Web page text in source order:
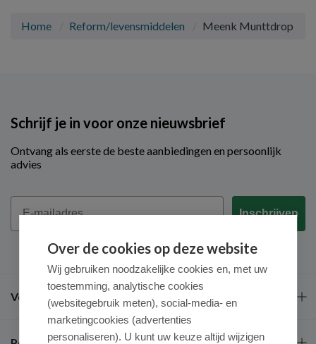
Home Reform/levensmiddelen Meenk Munttdrop
Schrijf je in voor onze nieuwsbrief
Ontvang als eerste de beste aanbiedingen en persoonlijk
advies
Email
Inschrijven
Veel gestelde vragen
Over de cookies op deze website
Wij gebruiken noodzakelijke cookies en, met uw
toestemming, analytische cookies
(websitegebruik meten), social-media- en
marketingcookies (advertenties
personaliseren). U kunt uw keuze altijd wijzigen